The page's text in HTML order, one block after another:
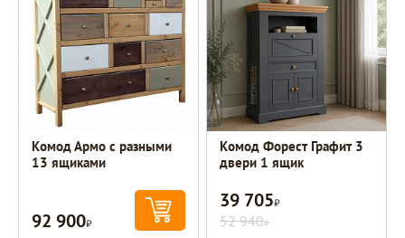
Комод Армо с разными
13 ящиками
92 900Р
Комод Форест Графит 3
двери 1 ящик
39 705Р
52 940Р